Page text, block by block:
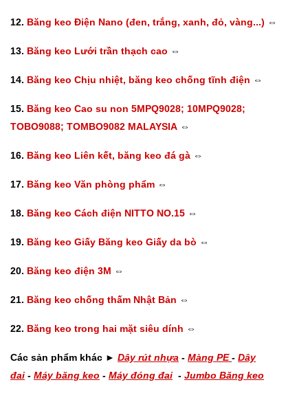
12. Băng keo Điện Nano (đen, trắng, xanh, đỏ, vàng...) ⇔
13. Băng keo Lưới trần thạch cao ⇔
14. Băng keo Chịu nhiệt, băng keo chống tĩnh điện ⇔
15. Băng keo Cao su non 5MPQ9028; 10MPQ9028;
TOBO9088; TOMBO9082 MALAYSIA ⇔
16. Băng keo Liên kết, băng keo đá gà ⇔
17. Băng keo Văn phòng phẩm ⇔
18. Băng keo Cách điện NITTO NO.15 ⇔
19. Băng keo Giấy Băng keo Giấy da bò ⇔
20. Băng keo điện 3M ⇔
21. Băng keo chống thấm Nhật Bản ⇔
22. Băng keo trong hai mặt siêu dính ⇔
Các sản phẩm khác ► Dây rút nhựa - Màng PE- Dây
đai - Máy băng keo - Máy đóng đai - Jumbo Băng keo